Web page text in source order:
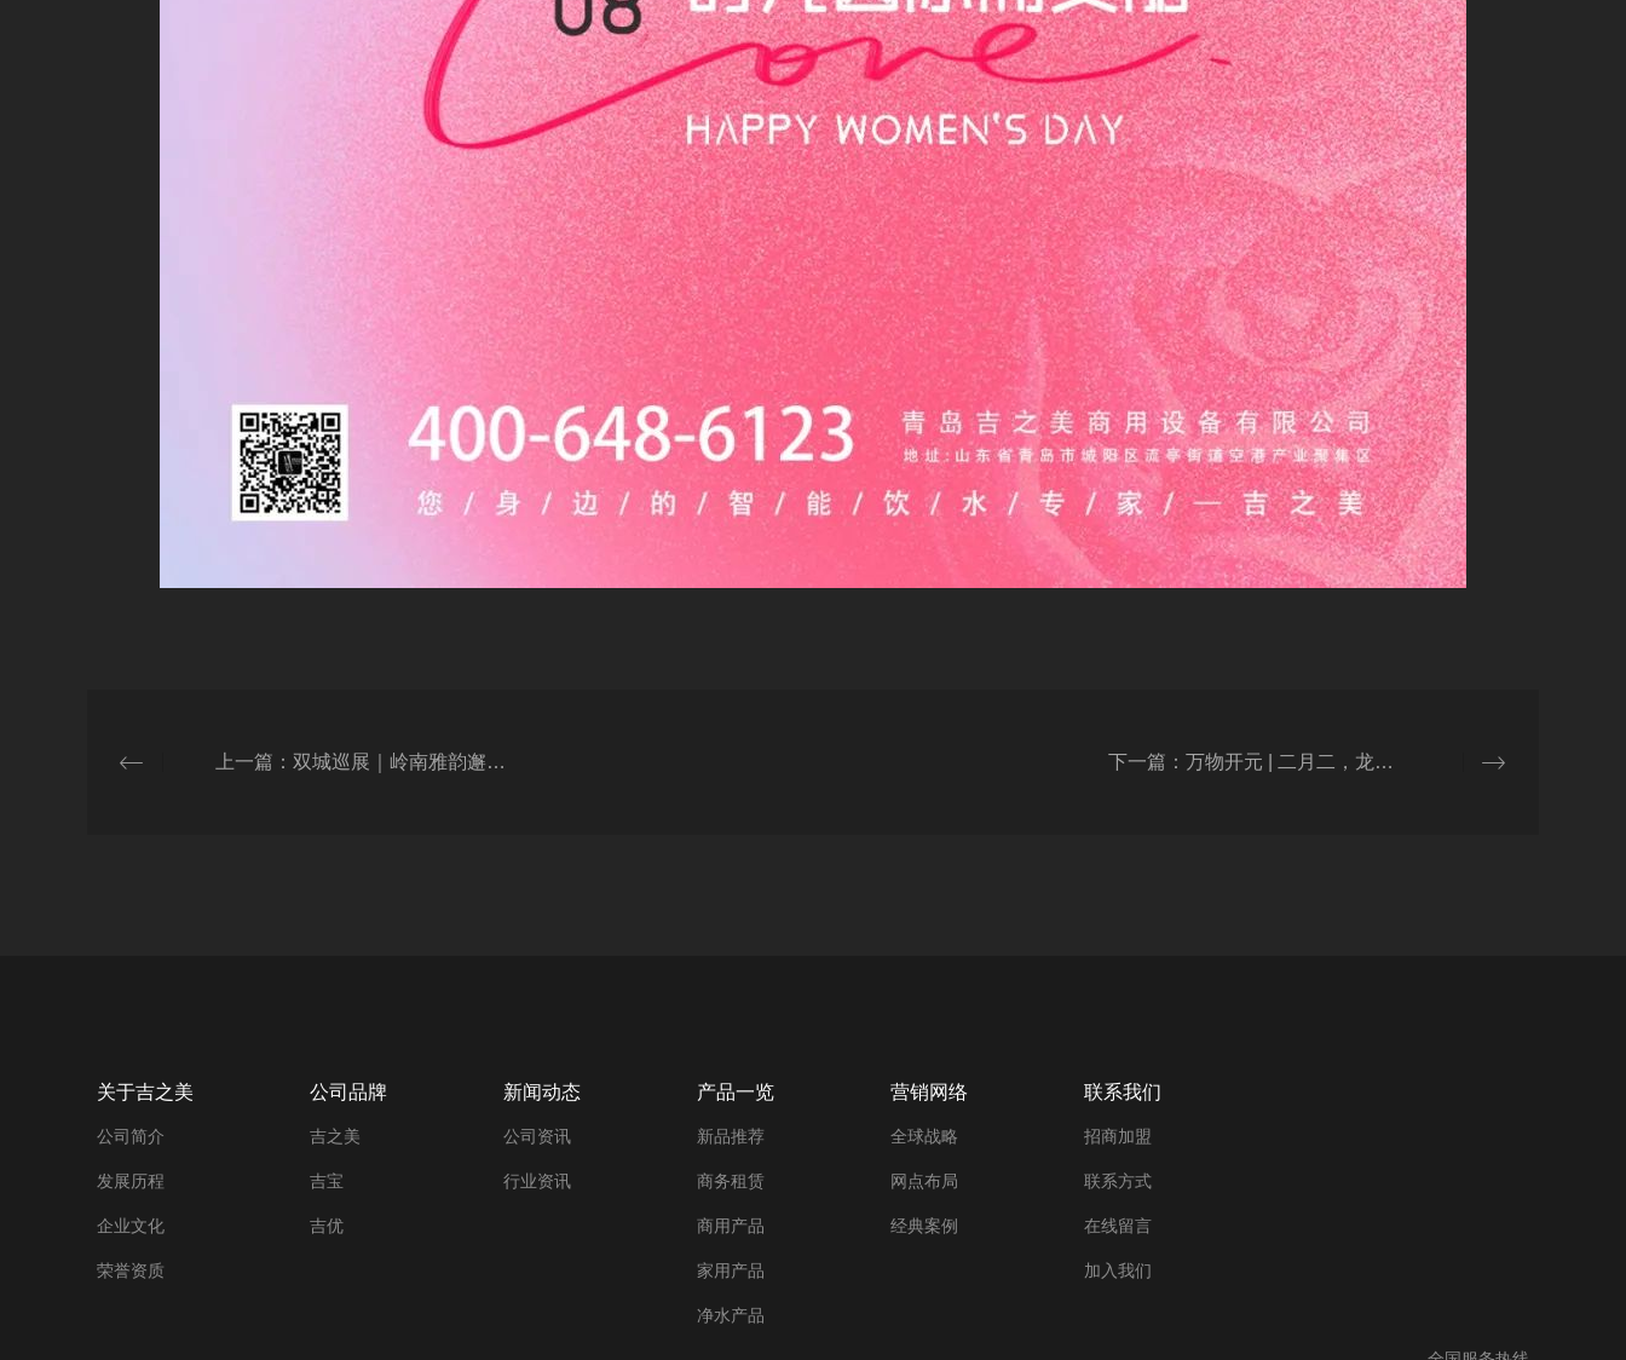
上一篇：双城巡展｜岭南雅韵邂逅晋商风骨，吉之美水墨蓝直饮机3月燃动南北！ 下一篇：万物开元 | 二月二，龙抬头，金鳞破浪青云游！
关于吉之美
公司简介
发展历程
企业文化
荣誉资质
公司品牌
吉之美
吉宝
吉优
新闻动态
公司资讯
行业资讯
产品一览
新品推荐
商务租赁
商用产品
家用产品
净水产品
营销网络
全球战略
网点布局
经典案例
联系我们
招商加盟
联系方式
在线留言
加入我们